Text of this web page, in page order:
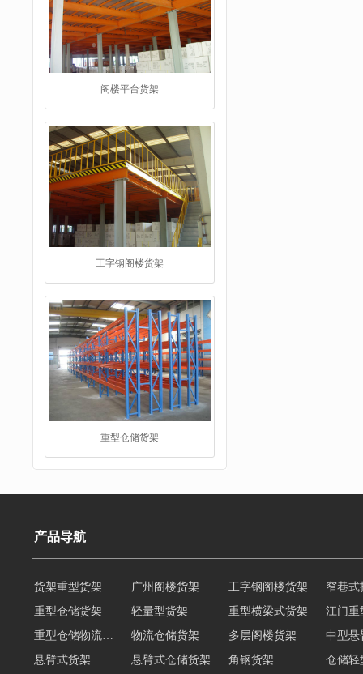
工字钢阁楼货架
重型仓储货架
产品导航
重型仓储货架
轻量型货架 重型横梁式货架
物流仓储货架 多层阁楼货架
悬臂式仓储货架
轻型货架
轻型仓储货架 移动式货架